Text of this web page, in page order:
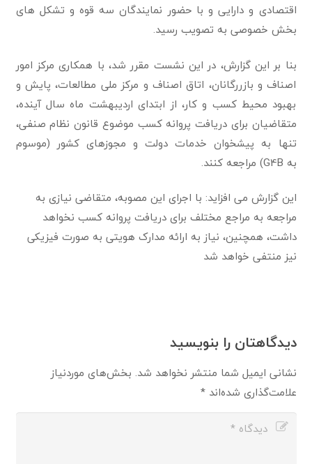
اقتصادی و دارایی و با حضور نمایندگان سه قوه و تشکل های
بخش خصوصی به تصویب رسید.
بنا بر این گزارش، در این نشست مقرر شد، با همکاری مرکز امور
اصناف و بازررگانان، اتاق اصناف و مرکز ملی مطالعات، پایش و
بهبود محیط کسب و کار، از ابتدای اردیبهشت ماه سال آینده،
متقاضیان برای دریافت پروانه کسب موضوع قانون نظام صنفی،
تنها به پیشخوان خدمات دولت و مجوزهای کشور (موسوم
به G4B) مراجعه کنند.
این گزارش می افزاید: با اجرای این مصوبه، متقاضی نیازی به
مراجعه به مراجع مختلف برای دریافت پروانه کسب نخواهد
داشت، همچنین، نیاز به ارائه مدارک هویتی به صورت فیزیکی
نیز منتفی خواهد شد
دیدگاهتان را بنویسید
نشانی ایمیل شما منتشر نخواهد شد. بخش‌های موردنیاز
علامت‌گذاری شده‌اند*